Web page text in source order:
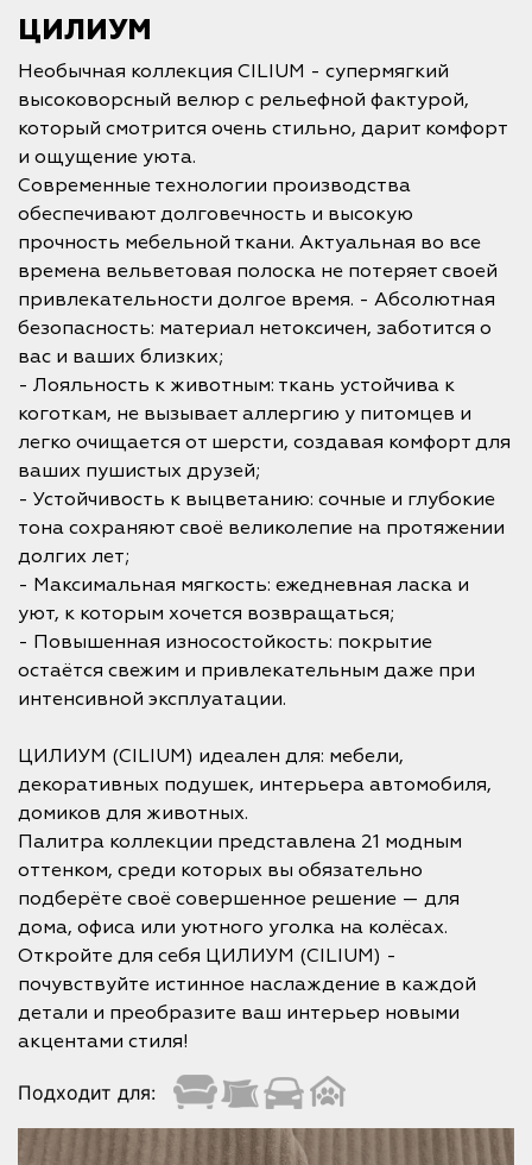
ЦИЛИУМ
Необычная коллекция CILIUM - супермягкий
высоковорсный велюр с рельефной фактурой,
который смотрится очень стильно, дарит комфорт
и ощущение уюта.
Современные технологии производства
обеспечивают долговечность и высокую
прочность мебельной ткани. Актуальная во все
времена вельветовая полоска не потеряет своей
привлекательности долгое время. - Абсолютная
безопасность: материал нетоксичен, заботится о
вас и ваших близких;
- Лояльность к животным: ткань устойчива к
коготкам, не вызывает аллергию у питомцев и
легко очищается от шерсти, создавая комфорт для
ваших пушистых друзей;
- Устойчивость к выцветанию: сочные и глубокие
тона сохраняют своё великолепие на протяжении
долгих лет;
- Максимальная мягкость: ежедневная ласка и
уют, к которым хочется возвращаться;
- Повышенная износостойкость: покрытие
остаётся свежим и привлекательным даже при
интенсивной эксплуатации.
ЦИЛИУМ (CILIUM) идеален для: мебели,
декоративных подушек, интерьера автомобиля,
домиков для животных.
Палитра коллекции представлена 21 модным
оттенком, среди которых вы обязательно
подберёте своё совершенное решение — для
дома, офиса или уютного уголка на колёсах.
Откройте для себя ЦИЛИУМ (CILIUM) -
почувствуйте истинное наслаждение в каждой
детали и преобразите ваш интерьер новыми
акцентами стиля!
Подходит для: